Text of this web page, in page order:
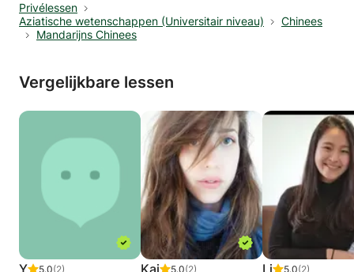
Privélessen
Aziatische wetenschappen (Universitair niveau)
Chinees
Mandarijns Chinees
Vergelijkbare lessen
Y 5.0(2) Kai 5.0(2) Li 5.0(2)